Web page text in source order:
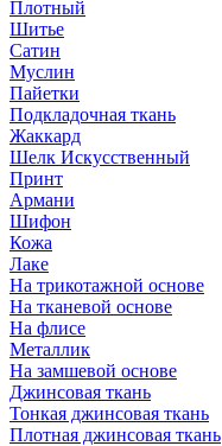
Плотный
Шитье
Сатин
Муслин
Пайетки
Подкладочная ткань
Жаккард
Шелк Искусственный
Принт
Армани
Шифон
Кожа
Лаке
На трикотажной основе
На тканевой основе
На флисе
Металлик
На замшевой основе
Джинсовая ткань
Тонкая джинсовая ткань
Плотная джинсовая ткань